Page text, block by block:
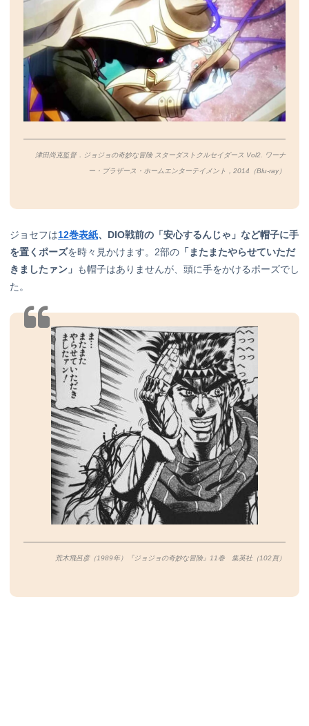
津田尚克監督．ジョジョの奇妙な冒険 スターダストクルセイダース Vol2. ワーナ
ー・ブラザース・ホームエンターテイメント，2014（Blu-ray）
ジョセフは12巻表紙、DIO戦前の「安心するんじゃ」など帽子に手
を置くポーズを時々見かけます。2部の 「またまたやらせていただ
きましたァン」 も帽子はありませんが、頭に手をかけるポーズでし
た。
荒木飛呂彦（1989年）『ジョジョの奇妙な冒険』11巻 集英社（102頁）